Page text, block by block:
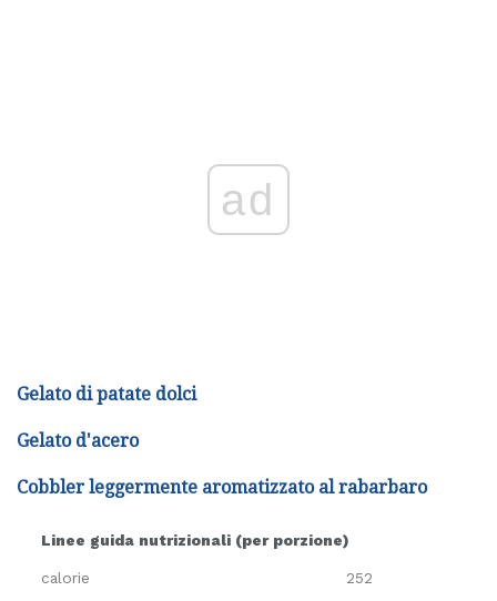
ad
Gelato di patate dolci
Gelato d'acero
Cobbler leggermente aromatizzato al rabarbaro
Linee guida nutrizionali (per porzione)
calorie 252